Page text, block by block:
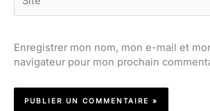
Enregistrer mon nom, mon e-mail et
navigateur pour mon prochain